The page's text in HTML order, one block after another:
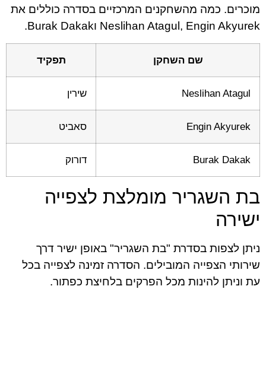
מוכרים. כמה מהשחקנים המרכזיים בסדרה כוללים את
Neslihan Atagul, Engin Akyurek וBurak Dakak.
שם השחקן תפקיד
Neslihan Atagul שירין
Engin Akyurek סאביט
Burak Dakak דורוק
בת השגריר מומלצת לצפייה
ישירה
ניתן לצפות בסדרת "בת השגריר" באופן ישיר דרך
שירותי הצפייה המובילים. הסדרה זמינה לצפייה בכל
עת וניתן להינות מכל הפרקים בלחיצת כפתור.